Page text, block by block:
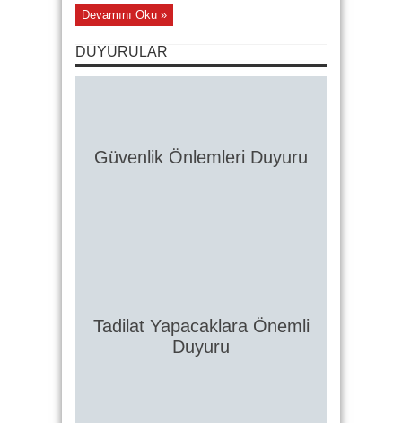
Devamını Oku »
DUYURULAR
Güvenlik Önlemleri Duyuru
Tadilat Yapacaklara Önemli
Duyuru